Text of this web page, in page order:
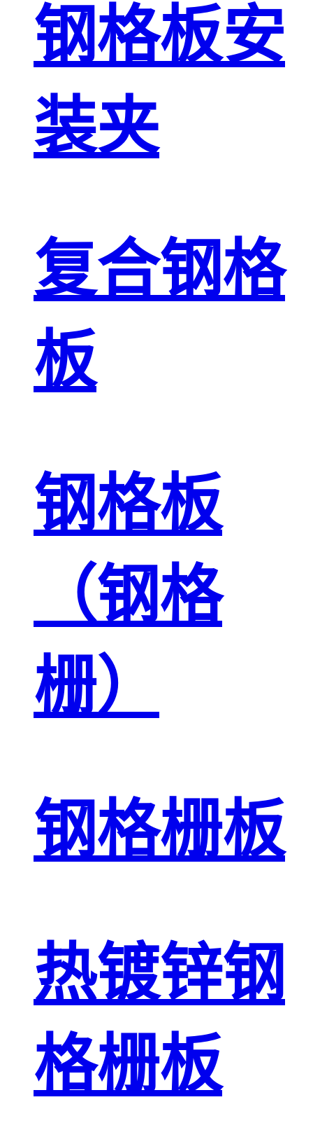
钢格板安
装夹
复合钢格
板
钢格板
（钢格
栅）
钢格栅板
热镀锌钢
格栅板